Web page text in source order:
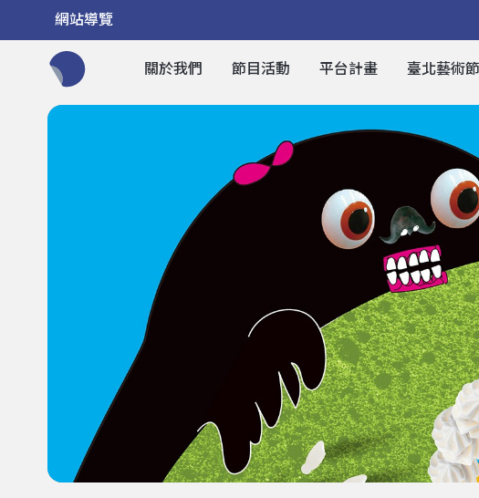
網站導覽
關於我們 節目活動 平台計畫 臺北藝術節